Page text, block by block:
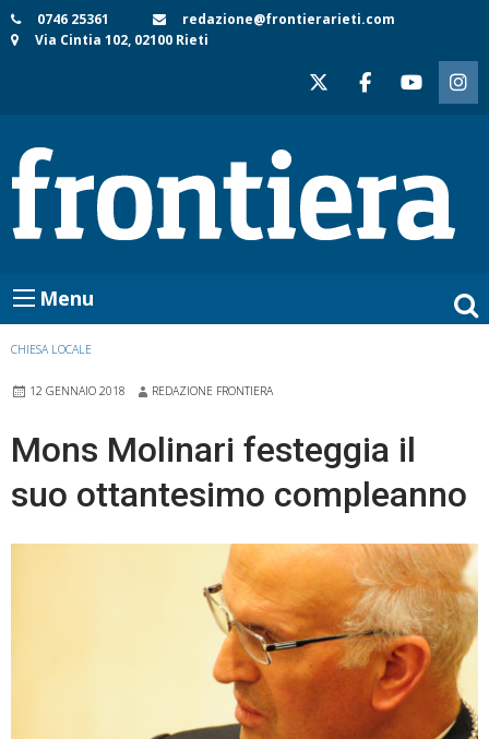
Skip
to
0746 25361
redazione@frontierarieti.com
Via Cintia 102, 02100 Rieti
Menu
CHIESA LOCALE
12 GENNAIO 2018 REDAZIONE FRONTIERA
Mons Molinari festeggia il
suo ottantesimo compleanno